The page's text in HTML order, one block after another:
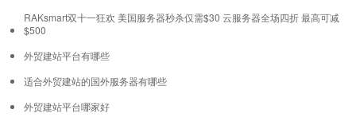
RAKsmart双十一狂欢 美国服务器秒杀仅需$30 云服务器全场四折 最高可减
$500
外贸建站平台有哪些
适合外贸建站的国外服务器有哪些
外贸建站平台哪家好